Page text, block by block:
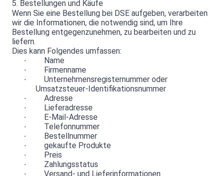
5. Bestellungen und Käufe
Wenn Sie eine Bestellung bei DSE aufgeben, verarbeiten
wir die Informationen, die notwendig sind, um Ihre
Bestellung entgegenzunehmen, zu bearbeiten und zu
liefern.
Dies kann Folgendes umfassen:
· Name
· Firmenname
·
Unternehmensregisternummer oder
Umsatzsteuer-Identifikationsnummer
· Adresse
· Lieferadresse
· E-Mail-Adresse
· Telefonnummer
· Bestellnummer
· gekaufte Produkte
· Preis
· Zahlungsstatus
· Versand- und Lieferinformationen